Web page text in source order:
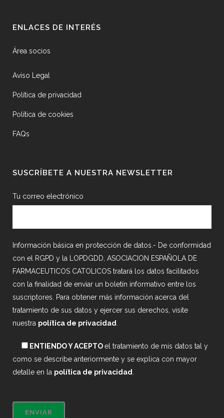
ENLACES DE INTERÉS
Área socios
Aviso Legal
Política de privacidad
Política de cookies
FAQs
SUSCRÍBETE A NUESTRA NEWSLETTER
Tu correo electrónico
Información básica en protección de datos.- De conformidad
con el RGPD y la LOPDGDD, ASOCIACION ESPAÑOLA DE
FARMACEUTICOS CATOLICOS tratará los datos facilitados
con la finalidad de enviar un boletín informativo entre los
suscriptores. Para obtener más información acerca del
tratamiento de sus datos y ejercer sus derechos, visite
nuestra política de privacidad
ENTIENDO Y ACEPTOel tratamiento de mis datos tal y
como se describe anteriormente y se explica con mayor
detalle en la política de privacidad